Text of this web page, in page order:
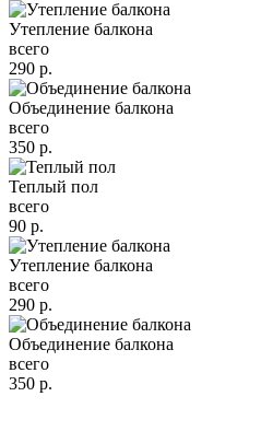
Утепление балкона
всего
290 р.
Объединение балкона
всего
350 р.
Теплый пол
всего
90 р.
Утепление балкона
всего
290 р.
Объединение балкона
всего
350 р.